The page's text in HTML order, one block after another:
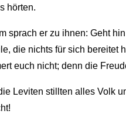
hörten.
sprach er zu ihnen: Geht
die nichts für sich bereitet
euch nicht; denn die
Leviten stillten alles Volk